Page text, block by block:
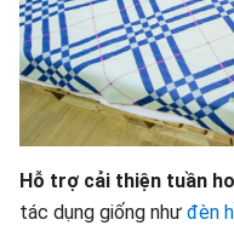
Hỗ trợ cải thiện tuần
tác dụng giống như đèn